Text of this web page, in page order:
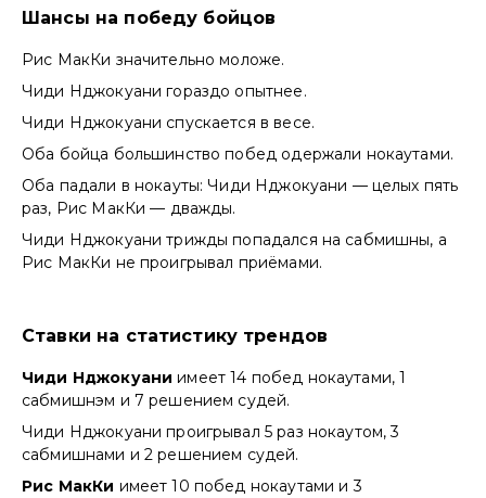
Шансы на победу бойцов
Рис МакКи значительно моложе.
Чиди Нджокуани гораздо опытнее.
Чиди Нджокуани спускается в весе.
Оба бойца большинство побед одержали нокаутами.
Оба падали в нокауты: Чиди Нджокуани — целых пять
раз, Рис МакКи — дважды.
Чиди Нджокуани трижды попадался на сабмишны, а
Рис МакКи не проигрывал приёмами.
Ставки на статистику трендов
Чиди Нджокуаниимеет 14 побед нокаутами, 1
сабмишнэм и 7 решением судей.
Чиди Нджокуани проигрывал 5 раз нокаутом, 3
сабмишнами и 2 решением судей.
Рис МакКи имеет 10 побед нокаутами и 3